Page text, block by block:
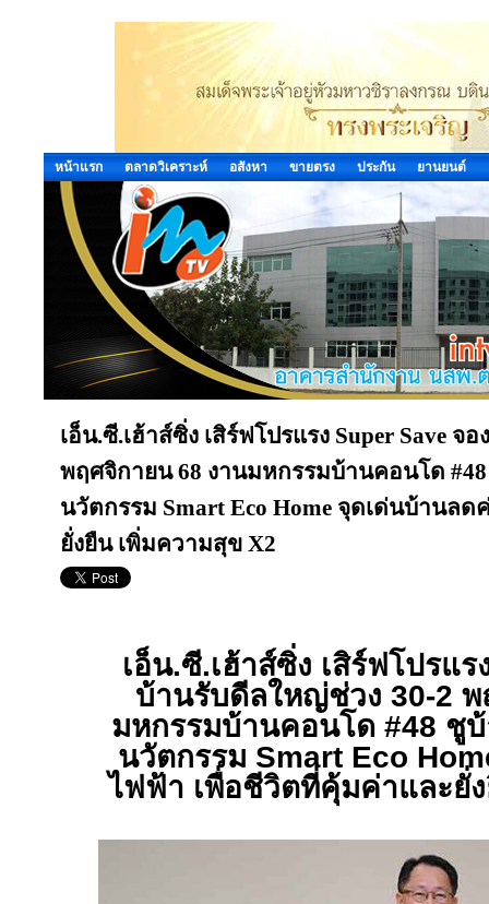
หน้าแรก ตลาดวิเคราะห์ อสังหา ขายตรง ประกัน ยานยนต์
เอ็น.ซี.เฮ้าส์ซิ่ง เสิร์ฟโปรแรง Super Save
พฤศจิกายน 68 งานมหกรรมบ้านคอนโด
นวัตกรรม Smart Eco Home จุดเด่นบ้านล
ยั่งยืน เพิ่มความสุข X2
เอ็น.ซี.เฮ้าส์ซิ่ง เสิร์ฟโปรแ
บ้านรับดีลใหญ่ช่วง 30-2
มหกรรมบ้านคอนโด #48 ชู
นวัตกรรม Smart Eco
ไฟฟ้า เพื่อชีวิตที่คุ้มค่าและยั่